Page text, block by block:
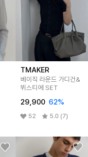
TMAKER
베이직 라운드 가디건&
뷔스티에 SET
29,900 62%
52 5.0 (7)